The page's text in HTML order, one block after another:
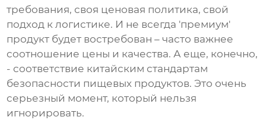
требования, своя ценовая политика, свой
подход к логистике. И не всегда 'премиум'
продукт будет востребован – часто важнее
соотношение цены и качества. А еще, конечно,
- соответствие китайским стандартам
безопасности пищевых продуктов. Это очень
серьезный момент, который нельзя
игнорировать.